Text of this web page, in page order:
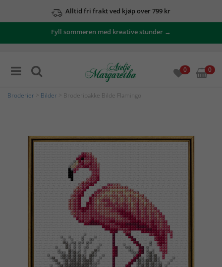
Alltid fri frakt ved kjøp over 799 kr
Fyll sommeren med kreative stunder →
0 0
Broderier Bilder > Broderipakke Bilde Flamingo